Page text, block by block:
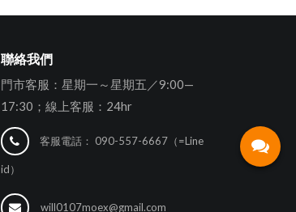
聯絡我們
門市客服：星期一～星期五／9:00—
17:30；線上客服：24hr
客服電話： 090-557-6667（=Line
id）
will0107moex@gmail.com